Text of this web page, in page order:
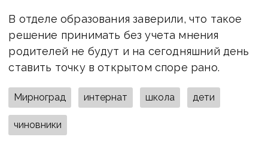
В отделе образования заверили, что такое
решение принимать без учета мнения
родителей не будут и на сегодняшний день
ставить точку в открытом споре рано.
Мирноград интернат школа дети
чиновники